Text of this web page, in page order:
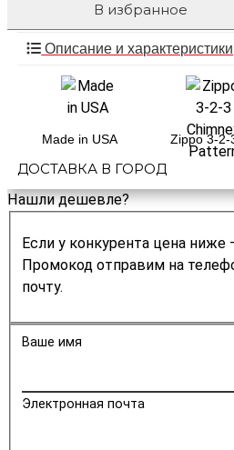
В избранное
Описание и характеристики
Made in USA Zippo 3-2-
ДОСТАВКА В ГОРОД
Нашли дешевле?
Если у конкурента цена
Промокод отправим на
почту.
Ваше имя
Электронная почта